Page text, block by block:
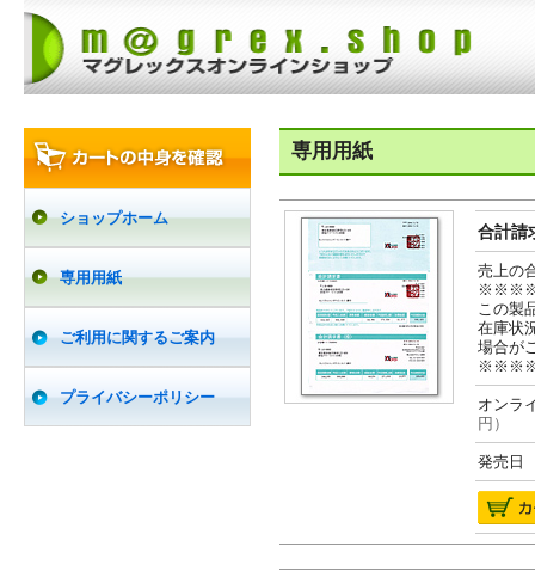
ショップホーム
専用用紙
ご利用に関するご案内
プライバシーポリシー
専用用紙
合計請
売上の
この製
在庫状
場合が
オン
円）
発売日